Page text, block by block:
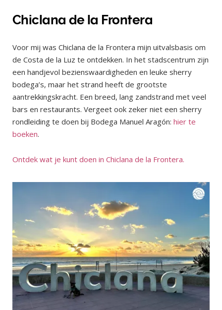
Chiclana de la Frontera
Voor mij was Chiclana de la Frontera mijn uitvalsbasis om
de Costa de la Luz te ontdekken. In het stadscentrum zijn
een handjevol bezienswaardigheden en leuke sherry
bodega’s, maar het strand heeft de grootste
aantrekkingskracht. Een breed, lang zandstrand met veel
bars en restaurants. Vergeet ook zeker niet een sherry
rondleiding te doen bij Bodega Manuel Aragón: hier te
boeken.
Ontdek wat je kunt doen in Chiclana de la Frontera.